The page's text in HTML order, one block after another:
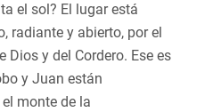
el sol? El lugar está
radiante y abierto, por el
Dios y del Cordero. Ese es
y Juan están
monte de la